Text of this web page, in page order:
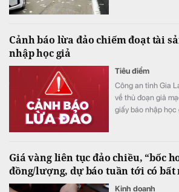
Cảnh báo lừa đảo chiếm đoạt tài
nhập học giả
Tiêu điểm
Công an tỉnh Gia
về thủ đoạn giả
giấy báo nhập
Giá vàng liên tục đảo chiều, “bốc
đồng/lượng, dự báo tuần tới có bất
Kinh doanh